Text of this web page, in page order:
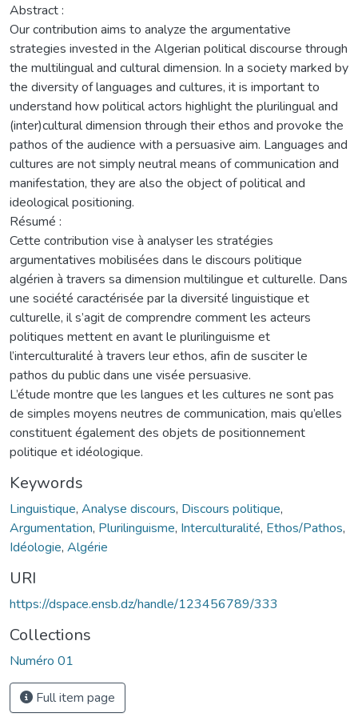
Abstract :
Our contribution aims to analyze the argumentative
strategies invested in the Algerian political discourse through
the multilingual and cultural dimension. In a society marked by
the diversity of languages and cultures, it is important to
understand how political actors highlight the plurilingual and
(inter)cultural dimension through their ethos and provoke the
pathos of the audience with a persuasive aim. Languages and
cultures are not simply neutral means of communication and
manifestation, they are also the object of political and
ideological positioning.
Résumé :
Cette contribution vise à analyser les stratégies
argumentatives mobilisées dans le discours politique
algérien à travers sa dimension multilingue et culturelle. Dans
une société caractérisée par la diversité linguistique et
culturelle, il s’agit de comprendre comment les acteurs
politiques mettent en avant le plurilinguisme et
l’interculturalité à travers leur ethos, afin de susciter le
pathos du public dans une visée persuasive.
L’étude montre que les langues et les cultures ne sont pas
de simples moyens neutres de communication, mais qu’elles
constituent également des objets de positionnement
politique et idéologique.
Keywords
Linguistique, Analyse discours, Discours politique,
Argumentation, Plurilinguisme, Interculturalité, Ethos/Pathos,
Idéologie, Algérie
URI
https://dspace.ensb.dz/handle/123456789/333
Collections
Numéro 01
Full item page